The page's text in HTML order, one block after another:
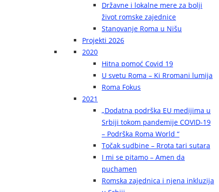
Državne i lokalne mere za bolji
život romske zajednice
Stanovanje Roma u Nišu
Projekti 2026
2020
Hitna pomoć Covid 19
U svetu Roma – Ki Rromani lumija
Roma Fokus
2021
„Dodatna podrška EU medijima u
Srbiji tokom pandemije COVID-19
– Podrška Roma World “
Točak sudbine – Rrota tari sutara
I mi se pitamo – Amen da
puchamen
Romska zajednica i njena inkluzija